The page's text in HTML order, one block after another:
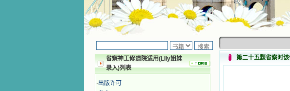
省察神工修道院适用(Lily姐妹
录入)列表
·出版许可
第二十五题省察时